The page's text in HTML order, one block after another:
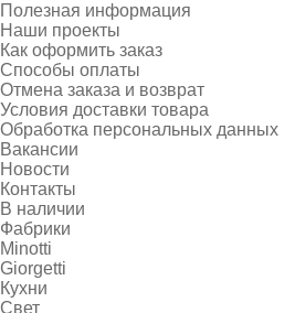
Полезная информация
Наши проекты
Как оформить заказ
Способы оплаты
Отмена заказа и возврат
Условия доставки товара
Обработка персональных данных
Вакансии
Новости
Контакты
В наличии
Фабрики
Minotti
Giorgetti
Кухни
Свет